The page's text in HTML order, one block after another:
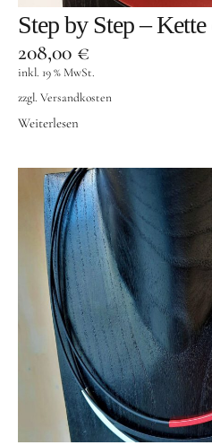
Step by Step –
208,00 €
inkl. 19 % MwSt.
zzgl. Versandkosten
Weiterlesen